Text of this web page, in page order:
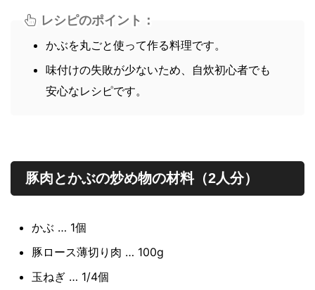
レシピのポイント：
かぶを丸ごと使って作る料理です。
味付けの失敗が少ないため、自炊初心者でも
安心なレシピです。
豚肉とかぶの炒め物の材料（2人分）
かぶ … 1個
豚ロース薄切り肉 … 100g
玉ねぎ … 1/4個